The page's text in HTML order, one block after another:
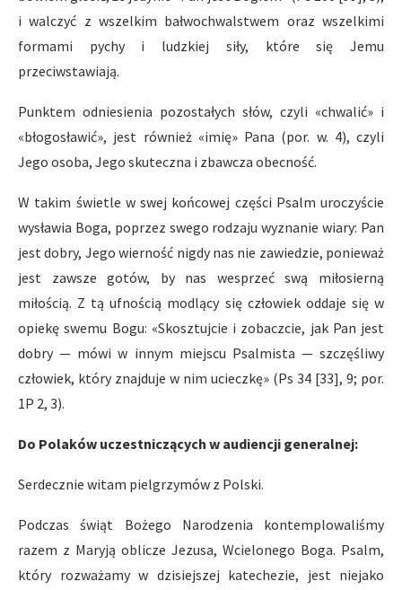
i walczyć z wszelkim bałwochwalstwem oraz wszelkimi
formami pychy i ludzkiej siły, które się Jemu
przeciwstawiają.
Punktem odniesienia pozostałych słów, czyli «chwalić» i
«błogosławić», jest również «imię» Pana (por. w. 4), czyli
Jego osoba, Jego skuteczna i zbawcza obecność.
W takim świetle w swej końcowej części Psalm uroczyście
wysławia Boga, poprzez swego rodzaju wyznanie wiary: Pan
jest dobry, Jego wierność nigdy nas nie zawiedzie, ponieważ
jest zawsze gotów, by nas wesprzeć swą miłosierną
miłością. Z tą ufnością modlący się człowiek oddaje się w
opiekę swemu Bogu: «Skosztujcie i zobaczcie, jak Pan jest
dobry — mówi w innym miejscu Psalmista — szczęśliwy
człowiek, który znajduje w nim ucieczkę» (Ps 34 [33], 9; por.
1P 2, 3).
Do Polaków uczestniczących w audiencji generalnej:
Serdecznie witam pielgrzymów z Polski.
Podczas świąt Bożego Narodzenia kontemplowaliśmy
razem z Maryją oblicze Jezusa, Wcielonego Boga. Psalm,
który rozważamy w dzisiejszej katechezie, jest niejako